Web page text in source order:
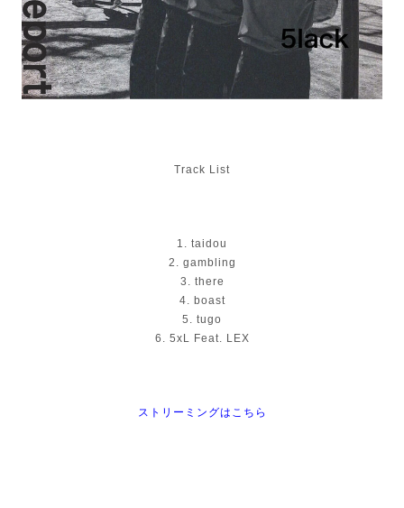
Track List
1. taidou
2. gambling
3. there
4. boast
5. tugo
6. 5xL Feat. LEX
ストリーミングはこちら